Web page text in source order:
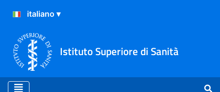
Istituto Superiore di Sanità